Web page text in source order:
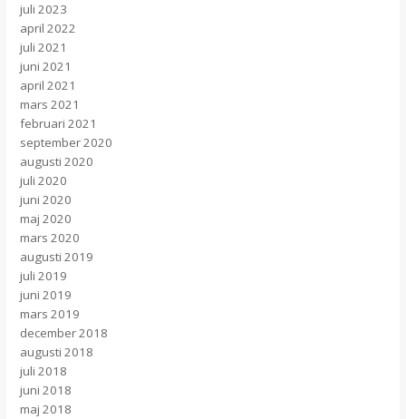
juli 2023
april 2022
juli 2021
juni 2021
april 2021
mars 2021
februari 2021
september 2020
augusti 2020
juli 2020
juni 2020
maj 2020
mars 2020
augusti 2019
juli 2019
juni 2019
mars 2019
december 2018
augusti 2018
juli 2018
juni 2018
maj 2018